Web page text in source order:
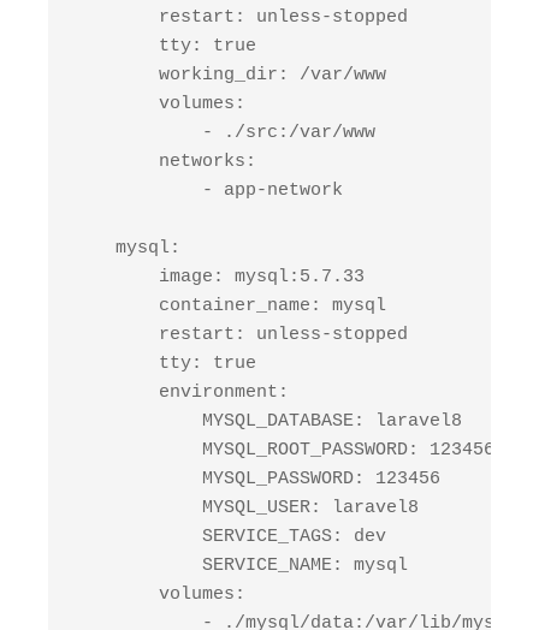
        restart: unless-stopped
        tty: true
        working_dir: /var/www
        volumes:
            - ./src:/var/www
        networks:
            - app-network
    mysql:
        image: mysql:5.7.33
        container_name: mysql
        restart: unless-stopped
        tty: true
        environment:
            MYSQL_DATABASE: laravel8
            MYSQL_ROOT_PASSWORD: 123456
            MYSQL_PASSWORD: 123456
            MYSQL_USER: laravel8
            SERVICE_TAGS: dev
            SERVICE_NAME: mysql
        volumes:
            - ./mysql/data:/var/lib/mysql